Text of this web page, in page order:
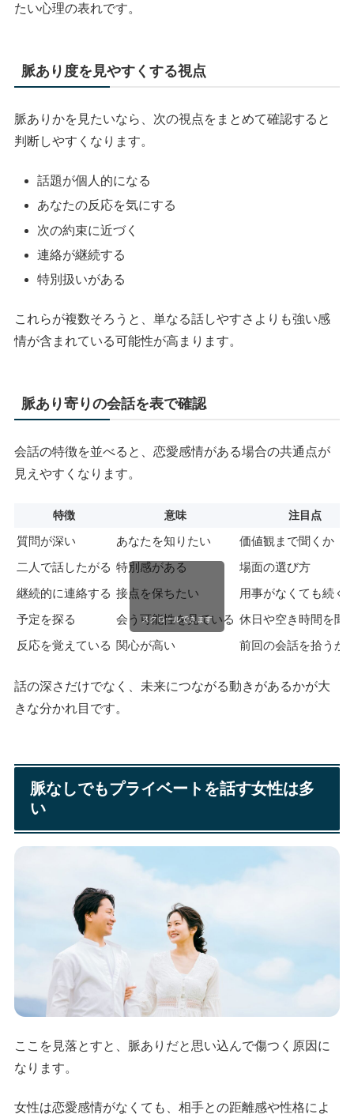
たい心理の表れです。
脈あり度を見やすくする視点
脈ありかを見たいなら、次の視点をまとめて確認すると
判断しやすくなります。
話題が個人的になる
あなたの反応を気にする
次の約束に近づく
連絡が継続する
特別扱いがある
これらが複数そろうと、単なる話しやすさよりも強い感
情が含まれている可能性が高まります。
脈あり寄りの会話を表で確認
会話の特徴を並べると、恋愛感情がある場合の共通点が
見えやすくなります。
特徴 意味 注目点
質問が深い あなたを知りたい
価値観まで聞くか
二人で話したがる 特別感がある
場面の選び方
継続的に連絡する 接点を保ちたい
用事がなくても続く
予定を探る
会う可能性を見ている 休日や空き時間を聞
反応を覚えている 関心が高い 前回の会話を拾うか
スクロールできます
話の深さだけでなく、未来につながる動きがあるかが大
きな分かれ目です。
脈なしでもプライベートを話す女性は多
い
ここを見落とすと、脈ありだと思い込んで傷つく原因に
なります。
女性は恋愛感情がなくても、相手との距離感や性格によ